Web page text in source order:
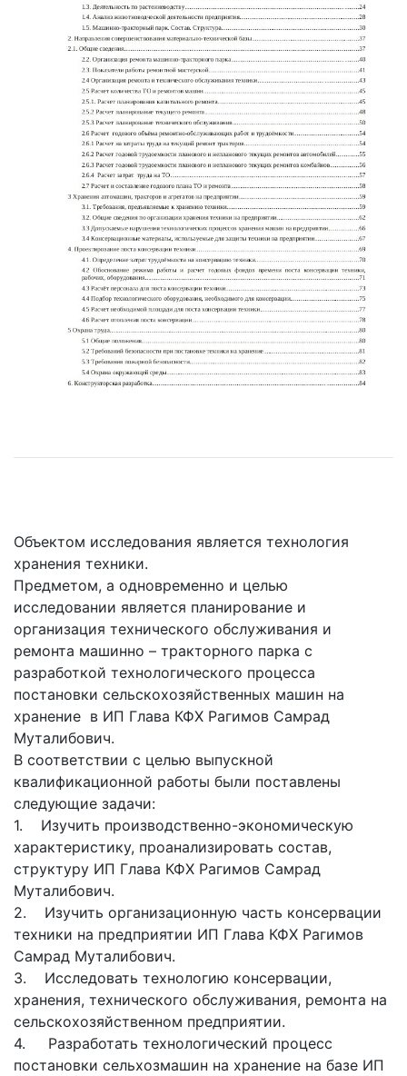
Объектом исследования является технология
хранения техники.
Предметом, а одновременно и целью
исследовании является планирование и
организация технического обслуживания и
ремонта машинно – тракторного парка с
разработкой технологического процесса
постановки сельскохозяйственных машин на
хранение в ИП Глава КФХ Рагимов Самрад
Муталибович.
В соответствии с целью выпускной
квалификационной работы были поставлены
следующие задачи:
1. Изучить производственно-экономическую
характеристику, проанализировать состав,
структуру ИП Глава КФХ Рагимов Самрад
Муталибович.
2. Изучить организационную часть консервации
техники на предприятии ИП Глава КФХ Рагимов
Самрад Муталибович.
3. Исследовать технологию консервации,
хранения, технического обслуживания, ремонта на
сельскохозяйственном предприятии.
4. Разработать технологический процесс
постановки сельхозмашин на хранение на базе ИП